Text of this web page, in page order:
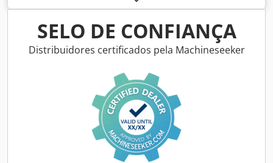
tração, motor de acionamento Codpsvwi E Eefx Aiyjrf -
Fabricante: Bosch, bomba hidráulica - Tipo: Flange/eixo:
veja foto, quadrado 8 x 17 mm - Quantidade: 6 bombas
disponíveis - Preço: por unidade - Dimensões: 100/92/H84
SELO DE CONFIANÇA
Distribuidores certificados pela Machineseeker